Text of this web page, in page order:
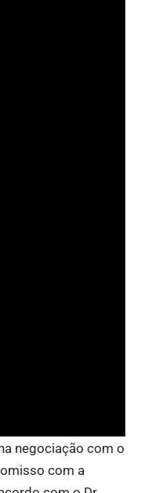
negociação com o
com a